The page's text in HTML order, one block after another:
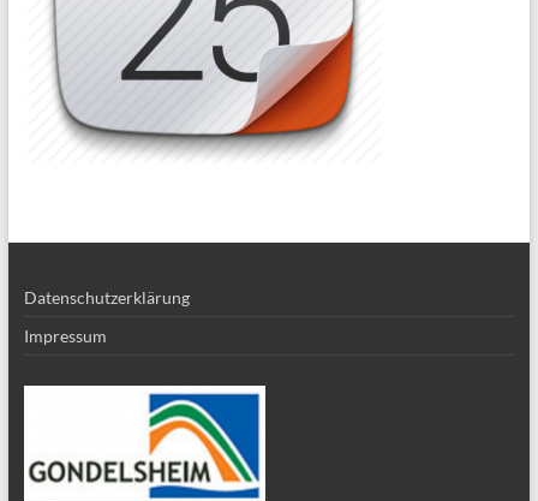
Datenschutzerklärung
Impressum